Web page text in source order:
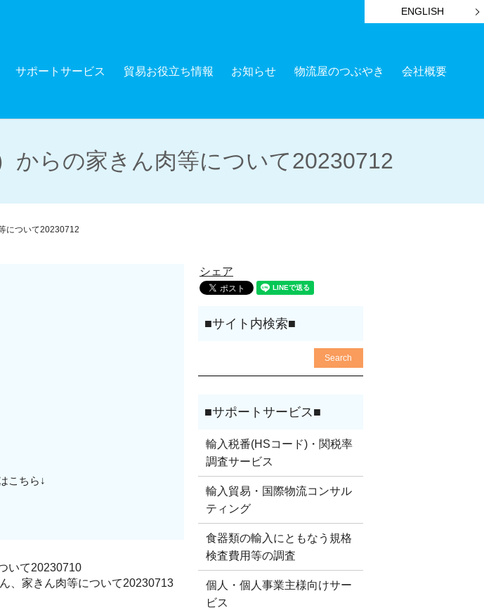
ENGLISH
サポートサービス 貿易お役立ち情報 お知らせ 物流屋のつぶやき
会社概要
からの家きん肉等について20230712
について20230712
こちら↓
いて20230710
、家きん肉等について20230713
シェア
輸入税番(HSコード)・関税率
調査サービス
輸入貿易・国際物流コンサル
ティング
食器類の輸入にともなう規格
検査費用等の調査
個人・個人事業主様向けサー
ビス